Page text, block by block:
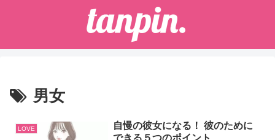
男女
LOVE
自慢の彼女になる！ 彼のために